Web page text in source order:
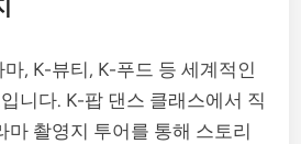
, K-뷰티, K-푸드 등 세계적인
니다. K-팝 댄스 클래스에서 직
마 촬영지 투어를 통해 스토리